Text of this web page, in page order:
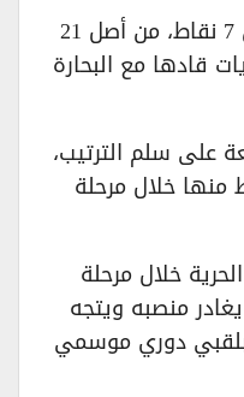
وأضاف البحري لرصيد تشرين 7 نقاط، من أصل 21
قادها مع البحارة
على سلم الترتيب،
حصد 9 نقاط منها خلال مرحلة
خلال مرحلة
منصبه ويتجه
دوري موسمي